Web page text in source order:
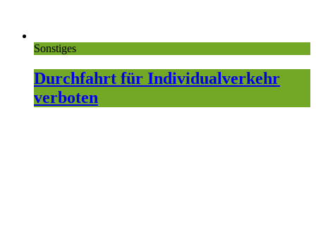
Sonstiges
Durchfahrt für Individualverkehr
verboten